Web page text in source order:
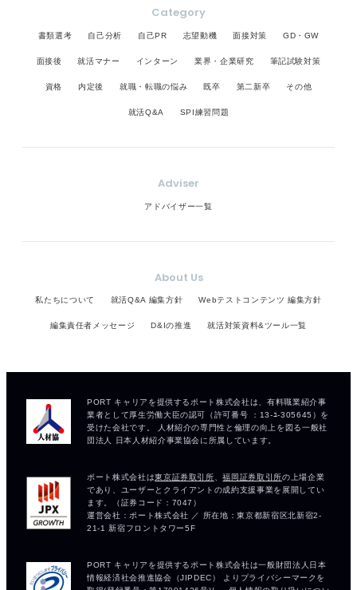
Category
書類選考 自己分析 自己PR 志望動機 面接対策 GD・GW
面接後 就活マナー インターン 業界・企業研究 筆記試験対策
資格 内定後 就職・転職の悩み 既卒 第二新卒 その他
就活Q&A SPI練習問題
Adviser
アドバイザー一覧
About Us
私たちについて 就活Q&A 編集方針 Webテストコンテンツ 編集方針
編集責任者メッセージ D&Iの推進 就活対策資料&ツール一覧